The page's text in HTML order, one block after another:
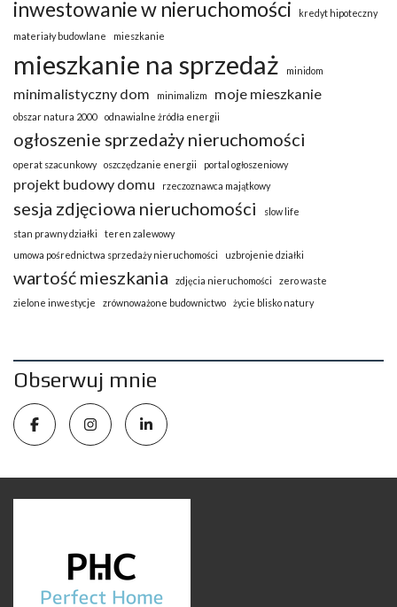
inwestowanie w nieruchomości
kredyt hipoteczny
materiały budowlane
mieszkanie
mieszkanie na sprzedaż minidom
minimalistyczny dom minimalizm moje mieszkanie
obszar natura 2000 odnawialne żródła energii
ogłoszenie sprzedaży nieruchomości
operat szacunkowy oszczędzanie energii portal ogłoszeniowy
projekt budowy domu rzeczoznawca majątkowy
sesja zdjęciowa nieruchomości
slow life
stan prawny działki
teren zalewowy
umowa pośrednictwa sprzedaży nieruchomości
uzbrojenie działki
wartość mieszkania zdjęcia nieruchomości
zero waste
zielone inwestycje
zrównoważone budownictwo życie blisko natury
Obserwuj mnie